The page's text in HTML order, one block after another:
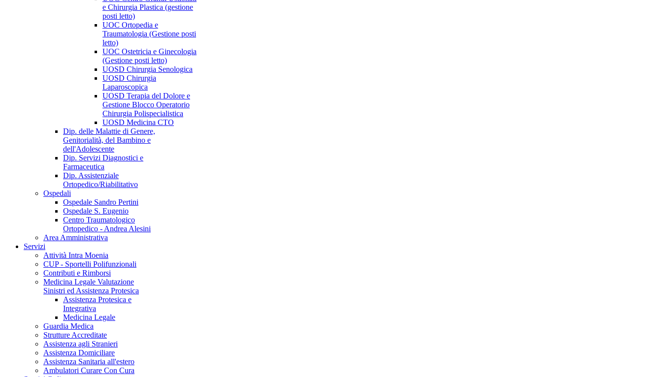
e Chirurgia Plastica (gestione
posti letto)
UOC Ortopedia e
Traumatologia (Gestione posti
letto)
UOC Ostetricia e Ginecologia
(Gestione posti letto)
UOSD Chirurgia Senologica
UOSD Chirurgia
Laparoscopica
UOSD Terapia del Dolore e
Gestione Blocco Operatorio
Chirurgia Polispecialistica
UOSD Medicina CTO
Dip. delle Malattie di Genere,
Genitorialità, del Bambino e
dell'Adolescente
Dip. Servizi Diagnostici e
Farmaceutica
Dip. Assistenziale
Ortopedico/Riabilitativo
Ospedali
Ospedale Sandro Pertini
Ospedale S. Eugenio
Centro Traumatologico
Ortopedico - Andrea Alesini
Area Amministrativa
Servizi
Attività Intra Moenia
CUP - Sportelli Polifunzionali
Contributi e Rimborsi
Medicina Legale Valutazione
Sinistri ed Assistenza Protesica
Assistenza Protesica e
Integrativa
Medicina Legale
Guardia Medica
Strutture Accreditate
Assistenza agli Stranieri
Assistenza Domiciliare
Assistenza Sanitaria all'estero
Ambulatori Curare Con Cura